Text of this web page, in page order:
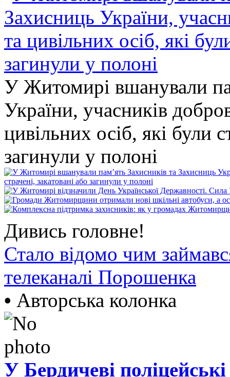
У Житомирі вшанували
України, учасників
цивільних осіб, які були
загинули у полоні
Дивись головне!
Стало відомо чим
телеканалі Порошенка
• Авторська колонка
У Бердичеві